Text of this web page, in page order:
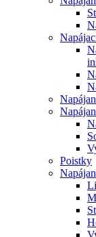
Poistky